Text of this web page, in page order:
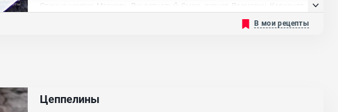
Свиные шкурки, Морковь, Лук репчатый, Смесь перцев, Розмарин, Кориандр
В мои рецепты
Цеппелины